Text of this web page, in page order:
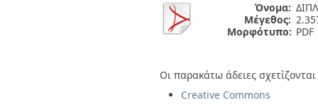
Όνομα:
Μέγεθος:
Μορφότυπο: PDF
Οι παρακάτω άδειες
Creative Commons